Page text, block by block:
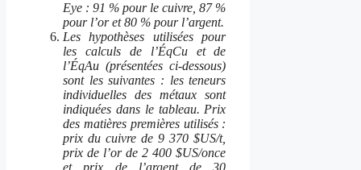
Eye : 91 % pour le cuivre, 87 %
pour l’or et 80 % pour l’argent.
Les hypothèses utilisées pour
les calculs de l’ÉqCu et de
l’ÉqAu (présentées ci-dessous)
sont les suivantes : les teneurs
individuelles des métaux sont
indiquées dans le tableau. Prix
des matières premières utilisés :
prix du cuivre de 9 370 $US/t,
prix de l’or de 2 400 $US/once